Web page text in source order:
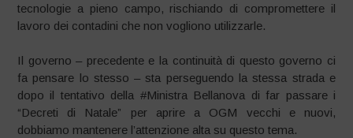
tecnologie a pieno campo, rischiando di compromettere il
lavoro dei contadini che non vogliono utilizzarle.
Il governo – precedente e la continuità di questo governo ci
fa pensare lo stesso – sta perseguendo la stessa strada e
dopo il tentativo della #Ministra Bellanova di far passare i
“Decreti di Natale” per aprire a OGM vecchi e nuovi,
dobbiamo mantenere l’attenzione alta su questo tema.